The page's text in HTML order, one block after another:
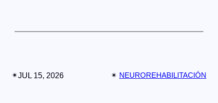
✴︎JUL 15, 2026 ✴︎ NEUROREHABILITACIÓN